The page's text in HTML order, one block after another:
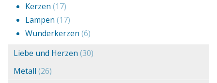
Kerzen (17)
Lampen (17)
Wunderkerzen (6)
Liebe und Herzen (30)
Metall (26)